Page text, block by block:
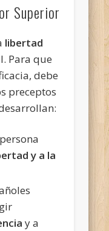
Superior
libertad
Para que
debe
preceptos
y a la
y a